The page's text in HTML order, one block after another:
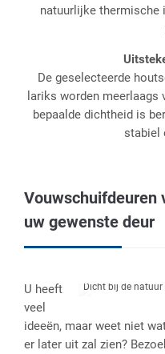
natuurlijke
De geselecteerde
lariks worden
bepaalde dichtheid is
stabiel
Vouwschuifdeuren
uw gewenste deur
Dicht bij de
U heeft
veel
ideeën, maar weet niet
er later uit zal zien?